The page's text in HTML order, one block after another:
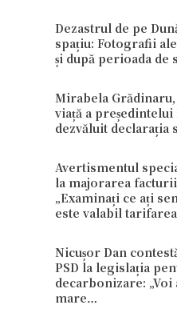
Dezastrul de pe
spațiu: Fotografii
și după perioada de
Mirabela
viață a președintelui
dezvăluit declarația
Avertismentul
la majorarea
„Examinați ce ați
este valabil
Nicușor Dan
PSD la legislația
decarbonizare: „Voi
mare…